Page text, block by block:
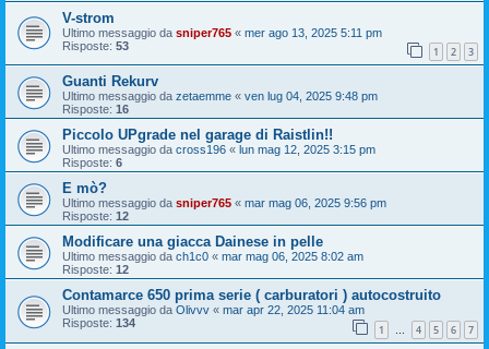
V-strom
Ultimo messaggio da sniper765 « mer ago 13, 2025 5:11 pm
Risposte: 53 1 2 3
Guanti Rekurv
Ultimo messaggio da zetaemme « ven lug 04, 2025 9:48 pm
Risposte: 16
Piccolo UPgrade nel garage di Raistlin!!
Ultimo messaggio da cross196 « lun mag 12, 2025 3:15 pm
Risposte: 6
E mò?
Ultimo messaggio da sniper765 « mar mag 06, 2025 9:56 pm
Risposte: 12
Modificare una giacca Dainese in pelle
Ultimo messaggio da ch1c0 « mar mag 06, 2025 8:02 am
Risposte: 12
Contamarce 650 prima serie ( carburatori ) autocostruito
Ultimo messaggio da Olivvv « mar apr 22, 2025 11:04 am
Risposte: 134 1 … 4 5 6 7